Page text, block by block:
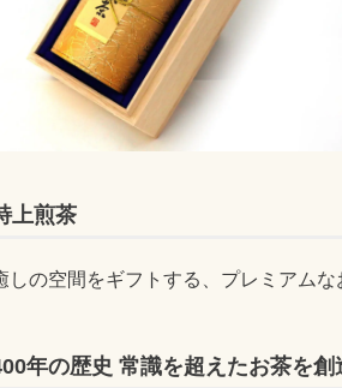
上煎茶
しの空間をギフトする、プレミアムな
年の歴史 常識を超えたお茶を創